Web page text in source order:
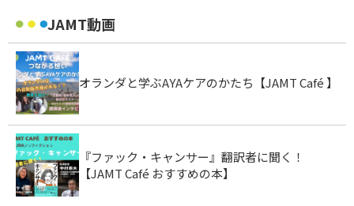
JAMT動画
オランダと学ぶAYAケアのかたち【JAMT Café 】
『ファック・キャンサー』翻訳者に聞く！
【JAMT Café おすすめの本】